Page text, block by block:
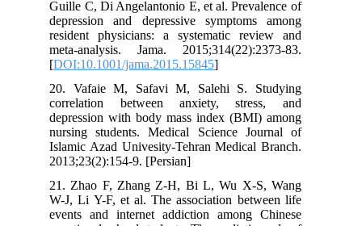
Guille C, Di Angelantonio E, et al. Prevalence of
depression and depressive symptoms among
resident physicians: a systematic review and
meta-analysis. Jama. 2015;314(22):2373-83.
[DOI:10.1001/jama.2015.15845
20. Vafaie M, Safavi M, Salehi S. Studying
correlation between anxiety, stress, and
depression with body mass index (BMI) among
nursing students. Medical Science Journal of
Islamic Azad Univesity-Tehran Medical Branch.
2013;23(2):154-9. [Persian]
21. Zhao F, Zhang Z-H, Bi L, Wu X-S, Wang
W-J, Li Y-F, et al. The association between life
events and internet addiction among Chinese